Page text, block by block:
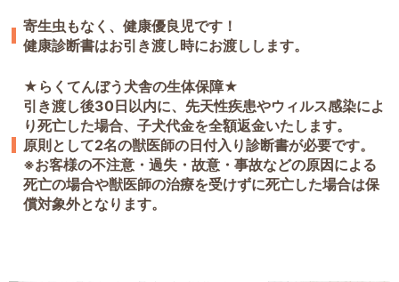
寄生虫もなく、健康優良児です！
健康診断書はお引き渡し時にお渡しします。
★らくてんぼう犬舎の生体保障★
引き渡し後30日以内に、先天性疾患やウィルス感染によ
り死亡した場合、子犬代金を全額返金いたします。
原則として2名の獣医師の日付入り診断書が必要です。
※お客様の不注意・過失・故意・事故などの原因による
死亡の場合や獣医師の治療を受けずに死亡した場合は保
償対象外となります。